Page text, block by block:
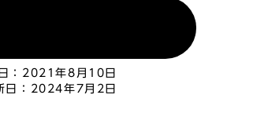
： 2021年8月10日
日：
2024年7月2日